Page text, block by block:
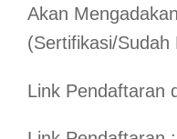
Akan
(Sertifikasi/Sudah
Link Pendaftaran